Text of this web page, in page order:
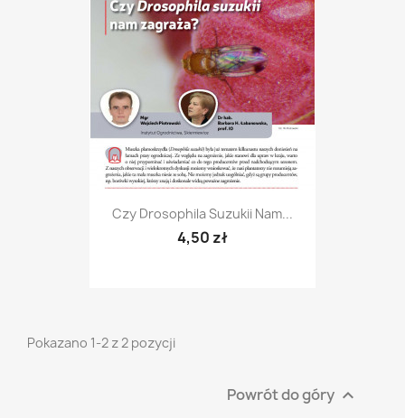
Czy Drosophila Suzukii Nam...
4,50 zł
Pokazano 1-2 z 2 pozycji
Powrót do góry 